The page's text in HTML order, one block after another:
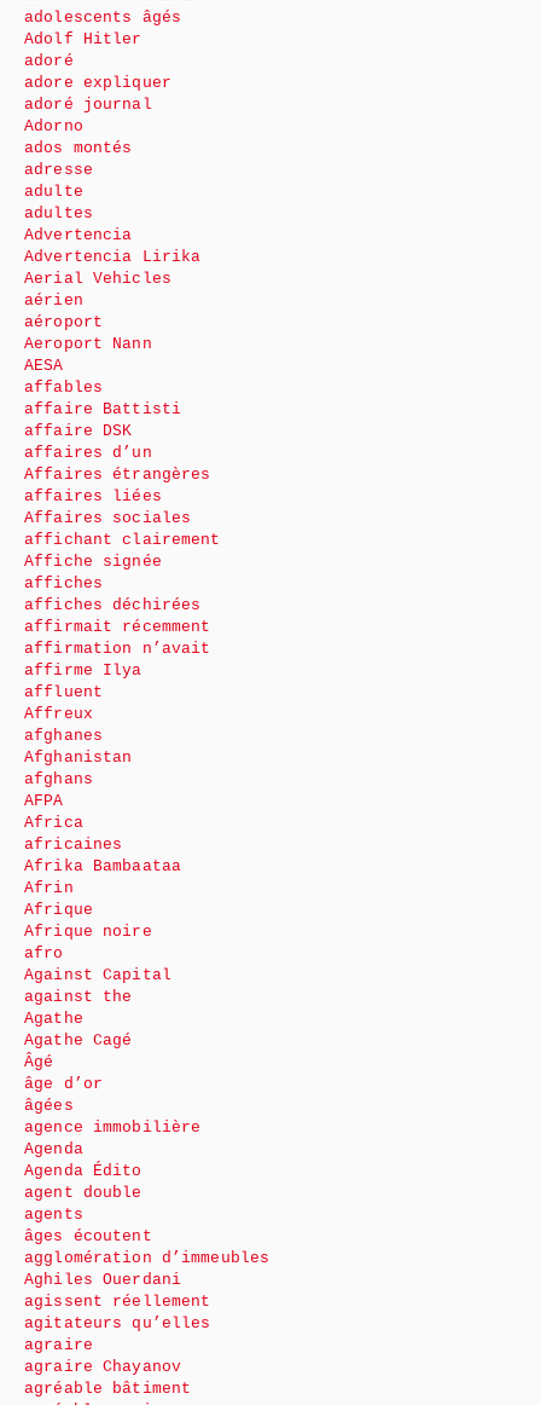
adolescents âgés
Adolf Hitler
adoré
adore expliquer
adoré journal
Adorno
ados montés
adresse
adulte
adultes
Advertencia
Advertencia Lirika
Aerial Vehicles
aérien
aéroport
Aeroport Nann
AESA
affables
affaire Battisti
affaire DSK
affaires d’un
Affaires étrangères
affaires liées
Affaires sociales
affichant clairement
Affiche signée
affiches
affiches déchirées
affirmait récemment
affirmation n’avait
affirme Ilya
affluent
Affreux
afghanes
Afghanistan
afghans
AFPA
Africa
africaines
Afrika Bambaataa
Afrin
Afrique
Afrique noire
afro
Against Capital
against the
Agathe
Agathe Cagé
Âgé
âge d’or
âgées
agence immobilière
Agenda
Agenda Édito
agent double
agents
âges écoutent
agglomération d’immeubles
Aghiles Ouerdani
agissent réellement
agitateurs qu’elles
agraire
agraire Chayanov
agréable bâtiment